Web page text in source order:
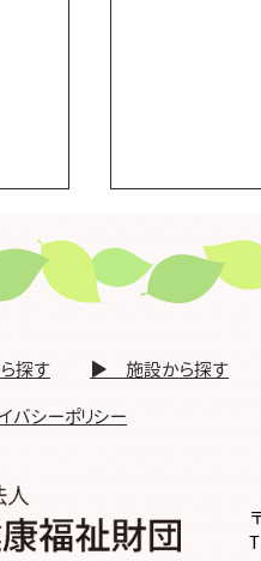
果
ア
り
の
ま
療･
ネ
●「ＩＣＴ
ットホスピ
ー研修」を
（令和8年3月6
講演及びハー
キュリティ
探す ​▶ 施設から探す
シーポリシー